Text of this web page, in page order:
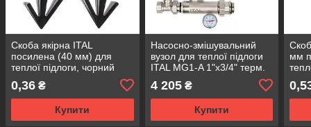
Скоба якірна ITAL
посилена (40 мм) для
теплої підлоги, чорний
0,36 ₴
Купити
Насосно-змішувальний
вузол для теплої підлоги
ITAL MG1-A 1"x3/4" терм.
насосу
4 205₴
Купити
мм